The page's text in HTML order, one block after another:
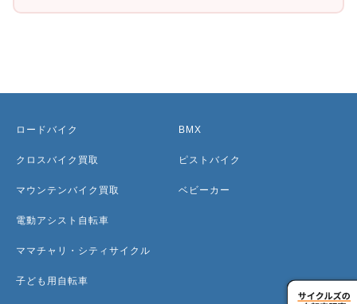
ロードバイク
クロスバイク買取
マウンテンバイク買取
電動アシスト自転車
ママチャリ・シティサイクル
子ども用自転車
BMX
ピストバイク
ベビーカー